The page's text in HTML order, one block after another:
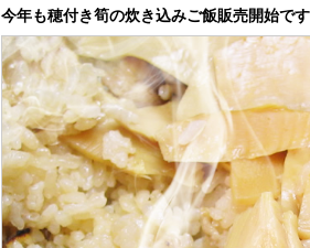
今年も穂付き筍の炊き込みご飯販売開始で